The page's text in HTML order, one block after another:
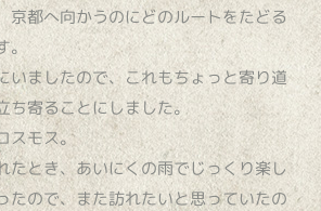
京都へ向かうのにどのルートをたどる
いましたので、これもちょっと寄り道
ち寄ることにしました。
スモス。
たとき、あいにくの雨でじっくり楽し
たので、また訪れたいと思っていたの